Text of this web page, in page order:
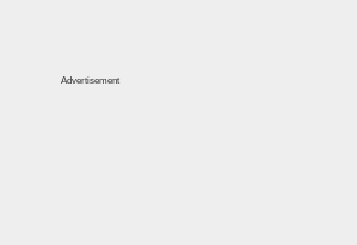
Advertisement